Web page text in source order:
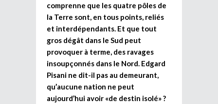
comprenne que les quatre pôles de
la Terre sont, en tous points, reliés
et interdépendants. Et que tout
gros dégât dans le Sud peut
provoquer à terme, des ravages
insoupçonnés dans le Nord. Edgard
Pisani ne dit-il pas au demeurant,
qu’aucune nation ne peut
aujourd’hui avoir «de destin isolé» ?